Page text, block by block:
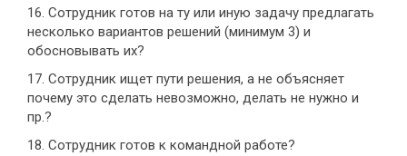
16. Сотрудник готов на ту или иную задачу предлагать
несколько вариантов решений (минимум 3) и
обосновывать их?
17. Сотрудник ищет пути решения, а не объясняет
почему это сделать невозможно, делать не нужно и
пр.?
18. Сотрудник готов к командной работе?